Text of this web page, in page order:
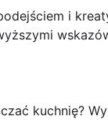
i
kuchnię?